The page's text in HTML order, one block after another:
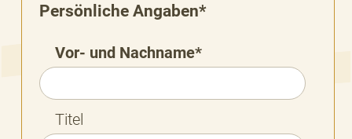
Persönliche Angaben*
Vor- und Nachname*
Titel